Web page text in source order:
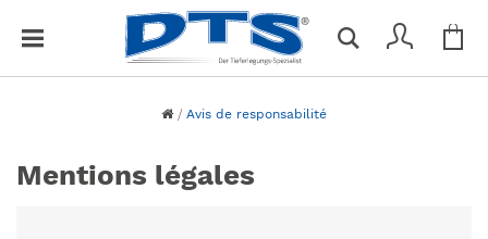
Vous n'avez aucun article dans votre panier.
Avis de responsabilité
Mentions légales